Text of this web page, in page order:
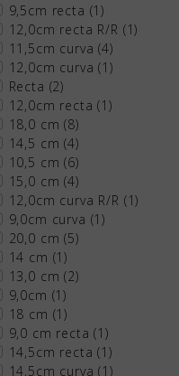
9,5cm recta (1)
12,0cm recta R/R (1)
11,5cm curva(4)
12,0cm curva(1)
Recta (2)
12,0cm recta(1)
18,0 cm(8)
14,5 cm(4)
10,5 cm(6)
15,0 cm(4)
12,0cm curva R/R (1)
9,0cm curva (1)
20,0 cm(5)
14 cm (1)
13,0 cm(2)
9,0cm (1)
18 cm (1)
9,0 cm recta(1)
14,5cm recta(1)
14,5cm curva(1)